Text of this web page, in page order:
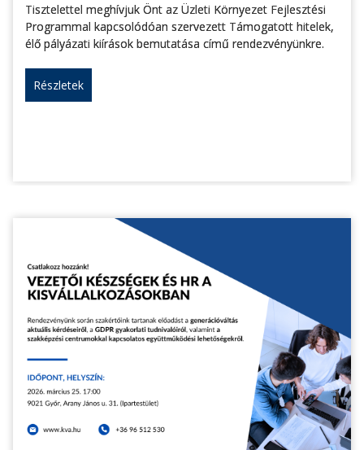
Tisztelettel meghívjuk Önt az Üzleti Környezet Fejlesztési
Programmal kapcsolódóan szervezett Támogatott hitelek,
élő pályázati kiírások bemutatása című rendezvényünkre.
Részletek